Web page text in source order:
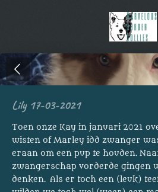
hoofdinhoud
Lily 17-03-2021
Toen onze Kay in januari 2021
wisten of Marley idd zwanger
eraan om een pup te houden.
zwangerschap vorderde gingen
denken. Als er toch een (leuk)